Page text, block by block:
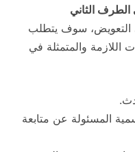
الثاني
التعويض، سوف يتطلب
اللازمة والمتمثلة في
المسئولة عن متابعة